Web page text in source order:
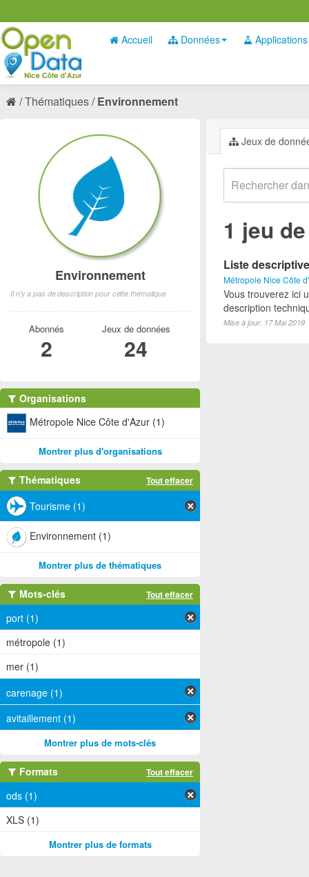
Accueil Données Applications
Thématiques Environnement
Jeux de
1 jeu
Liste
Métropole Nice Côte
Vous trouverez ici
description
Mise à jour: 17 Mai 2019
Environnement
Il n'y a pas de description pour cette thématique
Abonnés
2
Jeux de données
24
Organisations
Métropole Nice Côte d'Azur (1)
Montrer plus d'organisations
Thématiques Tout effacer
Tourisme (1)
Environnement (1)
Montrer plus de thématiques
Mots-clés Tout effacer
port (1)
métropole (1)
mer (1)
carenage (1)
avitaillement (1)
Montrer plus de mots-clés
Formats Tout effacer
ods (1)
XLS (1)
Montrer plus de formats